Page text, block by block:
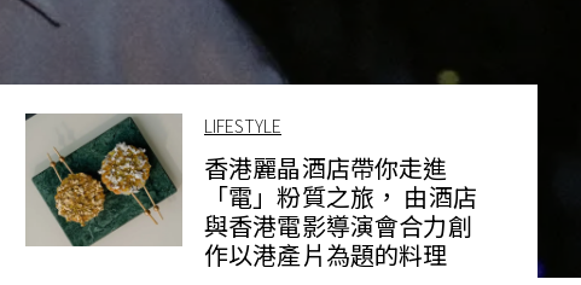
LIFESTYLE
香港麗晶酒店帶你走進
「電」粉質之旅， 由酒店
與香港電影導演會合力創
作以港產片為題的料理